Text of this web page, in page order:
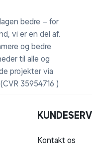
bedre – for
vi er en del af.
og bedre
til alle og
projekter via
35954716 )
Kontakt os